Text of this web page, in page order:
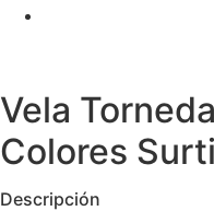
Vela
Colores
Descripción